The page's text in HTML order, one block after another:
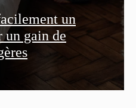
un
un gain de